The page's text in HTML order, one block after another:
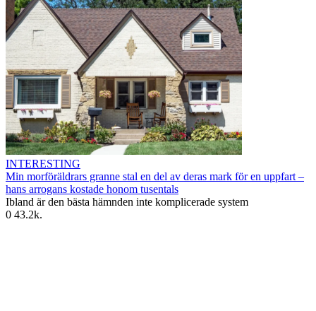
INTERESTING
Min morföräldrars granne stal en del av deras mark för en uppfart –
hans arrogans kostade honom tusentals
Ibland är den bästa hämnden inte komplicerade system
0 43.2k.